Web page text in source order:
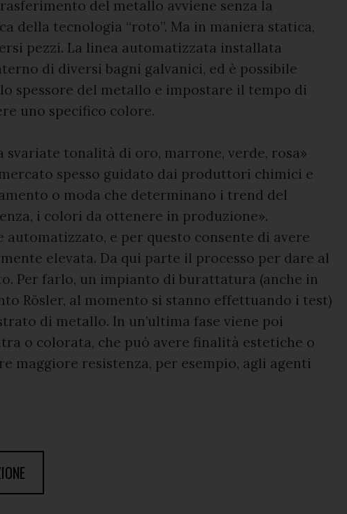
del metallo avviene senza la
della tecnologia “roto”. Ma in maniera statica,
pezzi. La linea automatizzata installata
di diversi bagni galvanici, ed è possibile
spessore del metallo e impostare il tempo di
uno specifico colore.
svariate tonalità di oro, marrone, verde, rosa»
spesso guidato dai produttori chimici e
o moda che determinano i trend del
i colori da ottenere in produzione».
automatizzato, e per questo consente di avere
elevata. Da qui parte il processo per dare al
Per farlo, un impianto di burattatura (anche in
Rösler, al momento si stanno effettuando i test)
di metallo. In un’ultima fase viene poi
o colorata, che può avere finalità estetiche o
maggiore resistenza, per esempio, agli agenti